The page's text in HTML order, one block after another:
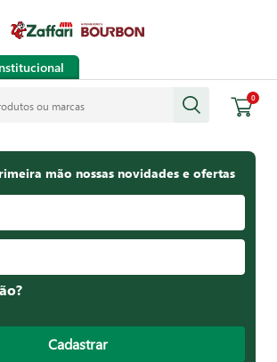
0
mão nossas novidades e ofertas
Cadastrar